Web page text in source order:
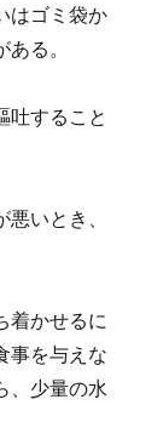
はゴミ袋か
る。
吐すること
いとき、
着かせるに
事を与えな
、少量の水